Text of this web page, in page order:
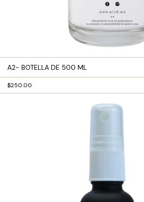
A2- BOTELLA DE 500 ML
$250.00